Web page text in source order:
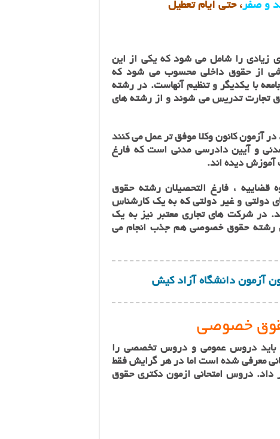
و صفر، حتی ایام تعطیل
زیادی را شامل می شود که یکی از این
از حقوق داخلی محسوب می شود که
با یکدیگر و تنظیم آنهاست. در رشته‌
تجارت تدریس می شوند و از رشته‌ های
کانون وکلا موفق تر عمل می کنند
و آیین دادرسی مدنی است که فارغ
آموزش دیده اند.
قضاییه ، فارغ التحصیلان رشته‌ حقوق
دولتی‌ و غیر دولتی‌ که به یک کارشناس
در شرکت های تجاری معتبر نیز به یک
رشته‌ حقوق خصوصی هم جذب انجام می
آزمون دانشگاه آزاد کیش
خصوصی
دروس عمومی و دروس تخصصی را
معرفی شده است اما در هر گرایش فقط
داد. دروس امتحانی ازمون دکتری حقوق